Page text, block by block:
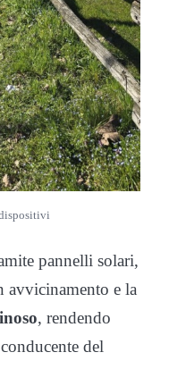
pannelli solari,
e la
, rendendo
del